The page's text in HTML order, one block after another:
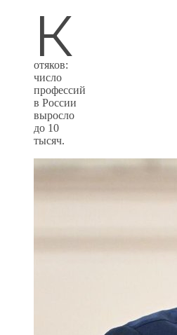
К
отяков:
число
профессий
в России
выросло
до 10
тысяч.